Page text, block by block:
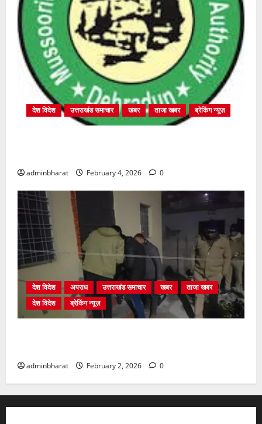
देश विदेश उत्तराखंड समाचार खबर ताजा खबर ब्रेकिंग न्यूज़
adminbharat February 4, 2026 0
देश विदेश अपराध उत्तराखंड समाचार खबर
ताजा खबर
देश विदेश
ब्रेकिंग न्यूज़
adminbharat February 2, 2026 0